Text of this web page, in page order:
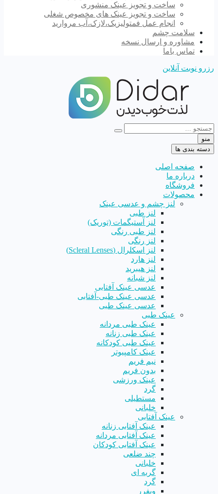
ساخت و تجویز عینک منشوری
ساخت و تجویز عینک های مخصوص شغلی
انجام عمل فمتولیزیک،لازک،آب مروارید
سلامت چشم
مشاوره و ارسال نسخه
تماس باما
رزرو نوبت آنلاین
منو
دسته بندی ها
صفحه اصلی
درباره ما
فروشگاه
محصولات
لنز چشم و عدسی عینک
لنز طبی
لنز آستیگمات (توریک)
لنز طبی رنگی
لنز رنگی
لنز اسکلرال (Scleral Lenses)
لنز هارد
لنز هیبرید
لنز شبانه
عدسی عینک آفتابی
عدسی عینک طبی-آفتابی
عدسی عینک طبی
عینک طبی
عینک طبی مردانه
عینک طبی زنانه
عینک طبی کودکانه
عینک کامپیوتر
نیم فریم
بدون فریم
عینک ورزشی
گرد
مستطیلی
خلبانی
عینک آفتابی
عینک آفتابی زنانه
عینک آفتابی مردانه
عینک آفتابی کودکان
چند ضلعی
خلبانی
گربه ای
گرد
ویفرر